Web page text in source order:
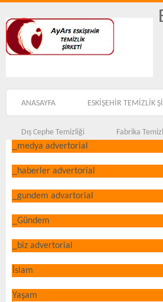
ANASAYFA ESKİŞEHİR TEMİZLİK
Dış Cephe Temizliği Fabrika
_medya advertorial
_haberler advertorial
_gundem advartorial
_Gündem
_biz advertorial
İslam
Yaşam